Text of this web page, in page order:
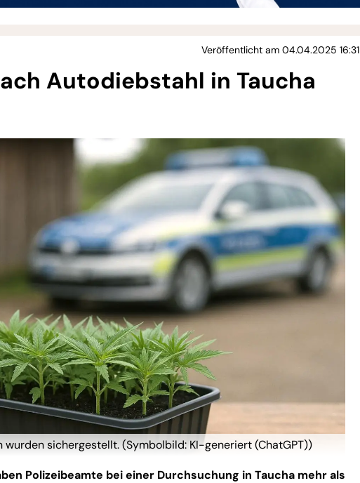
Veröffentlicht am 04.04.2025 16:31
Autodiebstahl in Taucha
wurden sichergestellt. (Symbolbild: KI-generiert (ChatGPT))
Polizeibeamte bei einer Durchsuchung in Taucha mehr als